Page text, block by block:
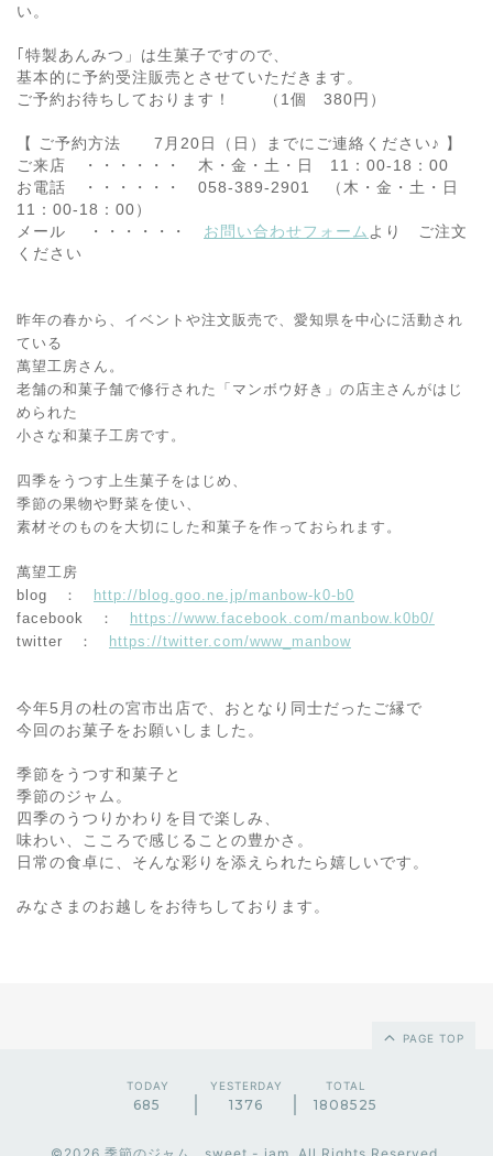
い。
｢特製あんみつ」は生菓子ですので、
基本的に予約受注販売とさせていただきます。
ご予約お待ちしております！ （1個 380円）
【 ご予約方法 7月20日（日）までにご連絡ください♪ 】
ご来店 ・・・・・・ 木・金・土・日 11：00-18：00
お電話 ・・・・・・ 058-389-2901 （木・金・土・日
11：00-18：00）
メール ・・・・・・ お問い合わせフォーム より ご注文
ください
昨年の春から、イベントや注文販売で、愛知県を中心に活動さ れ
ている
萬望工房さん。
老舗の和菓子舗で修行された「マンボウ好き」の店主さんがはじ
められた
小さな和菓子工房です。
四季をうつす上生菓子をはじめ、
季節の果物や野菜を使い、
素材そのものを大切にした和菓子を作っておられます。
萬望工房
blog ：
http://blog.goo.ne.jp/manbow-k0-b0
facebook ：
https://www.facebook.com/manbow.k0b0/
twitter ：
https://twitter.com/www_manbow
今年5月の杜の宮市出店で、おとなり同士だったご縁で
今回のお菓子をお願いしました。
季節をうつす和菓子と
季節のジャム。
四季のうつりかわりを目で楽しみ、
味わい、こころで感じることの豊かさ。
日常の食卓に、そんな彩りを添えられたら嬉しいです。
みなさまのお越しをお待ちしております。
PAGE TOP
TODAY
685
YESTERDAY
1376
TOTAL
1808525